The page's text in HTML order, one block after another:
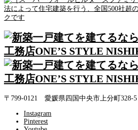
〒799-0121 愛媛県四国中央市上分町328-5
Instagram
Pinterest